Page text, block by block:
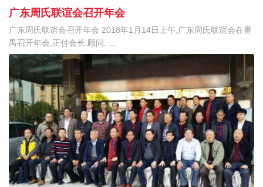
广东周氏联谊会召开年会
广东周氏联谊会召开年会 2018年1月14日上午,广东周氏联谊会在番
禺召开年会,正付会长.顾问. ...